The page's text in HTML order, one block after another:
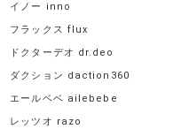
イノー inno
フラックス flux
ドクターデオ dr.deo
ダクション daction360
エールベベ ailebebe
レッツオ razo